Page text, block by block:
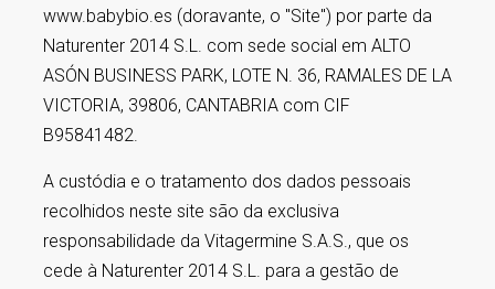
www.babybio.es (doravante, o "Site") por parte da
Naturenter 2014 S.L. com sede social em ALTO
ASÓN BUSINESS PARK, LOTE N. 36, RAMALES DE LA
VICTORIA, 39806, CANTABRIA com CIF
B95841482.
A custódia e o tratamento dos dados pessoais
recolhidos neste site são da exclusiva
responsabilidade da Vitagermine S.A.S., que os
cede à Naturenter 2014 S.L. para a gestão de